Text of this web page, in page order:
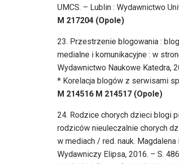
UMCS. – Lublin : Wydawnictwo
M 217204 (Opole)
23. Przestrzenie blogowania :
medialne i komunikacyjne : w
Wydawnictwo Naukowe Katedra,
* Korelacja blogów z serwisami
M 214516 M 214517 (Opole)
24. Rodzice chorych dzieci blogi
rodziców nieuleczalnie chorych
w mediach / red. nauk.
Wydawniczy Elipsa, 2016. – S.